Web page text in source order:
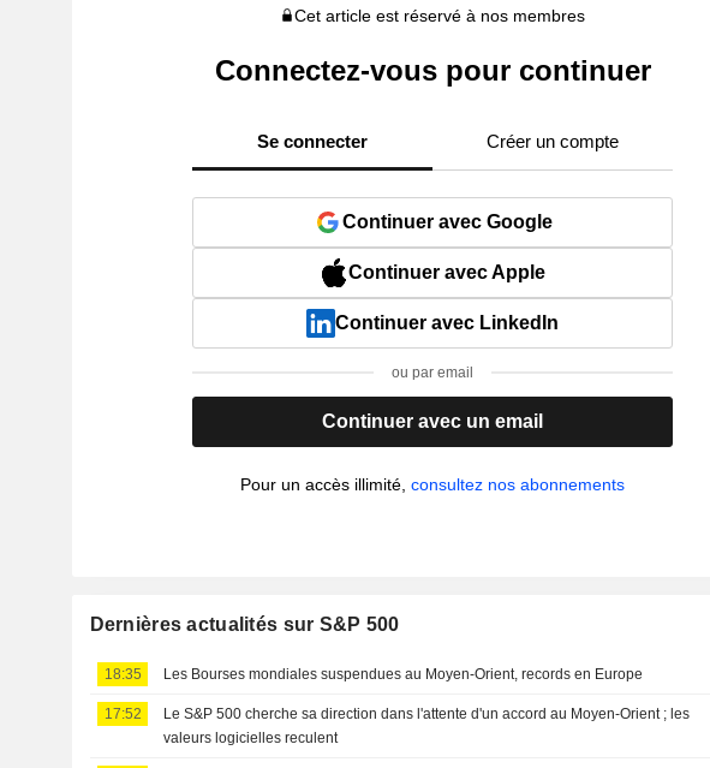
Cet article est réservé à nos membres
Connectez-vous pour continuer
Se connecter Créer un compte
Continuer avec Google
Continuer avec Apple
Continuer avec LinkedIn
ou par email
Continuer avec un email
Pour un accès illimité,consultez nos abonnements
Dernières actualités sur S&P 500
18:35 Les Bourses mondiales suspendues au Moyen-Orient, records en Europe
17:52
Le S&P 500 cherche sa direction dans l'attente d'un accord au Moyen-Orient ; les
valeurs logicielles reculent